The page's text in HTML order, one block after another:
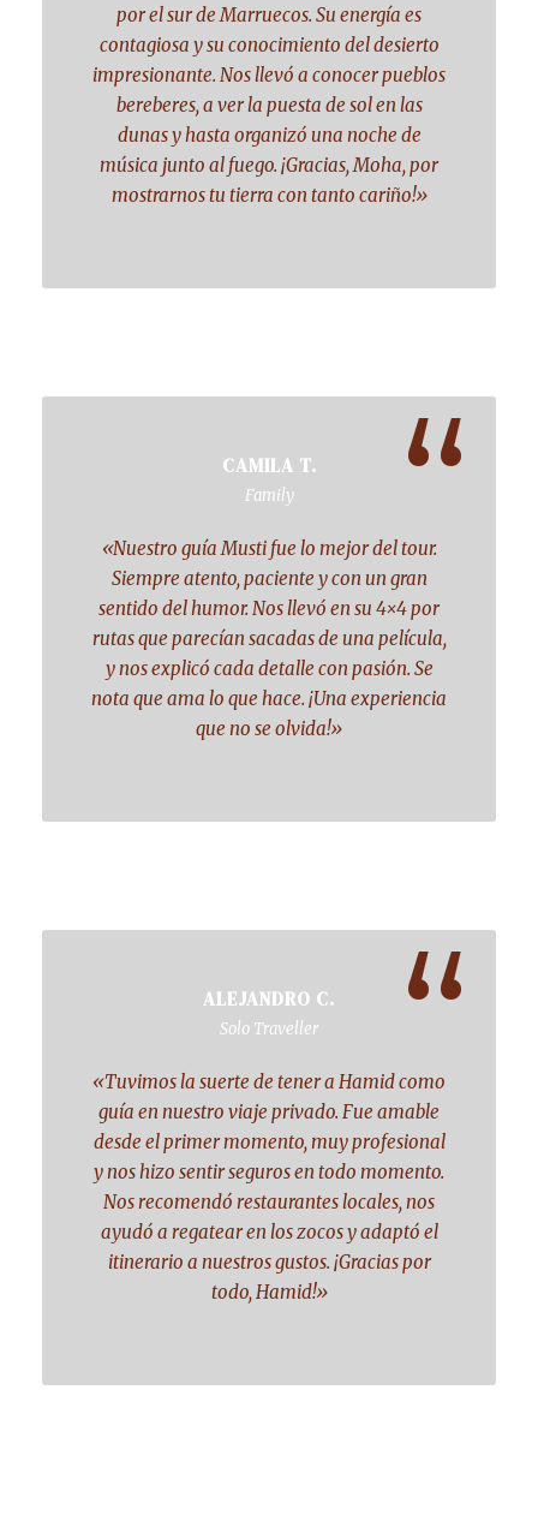
por el sur de Marruecos. Su energía es
contagiosa y su conocimiento del desierto
impresionante. Nos llevó a conocer pueblos
bereberes, a ver la puesta de sol en las
dunas y hasta organizó una noche de
música junto al fuego. ¡Gracias, Moha, por
mostrarnos tu tierra con tanto cariño!»
“
CAMILA T.
Family
«Nuestro guía Musti fue lo mejor del tour.
Siempre atento, paciente y con un gran
sentido del humor. Nos llevó en su 4×4 por
rutas que parecían sacadas de una película,
y nos explicó cada detalle con pasión. Se
nota que ama lo que hace. ¡Una experiencia
que no se olvida!»
“
ALEJANDRO C.
Solo Traveller
«Tuvimos la suerte de tener a Hamid como
guía en nuestro viaje privado. Fue amable
desde el primer momento, muy profesional
y nos hizo sentir seguros en todo momento.
Nos recomendó restaurantes locales, nos
ayudó a regatear en los zocos y adaptó el
itinerario a nuestros gustos. ¡Gracias por
todo, Hamid!»